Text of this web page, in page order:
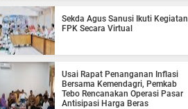
Sekda Agus Sanusi Ikuti Kegiatan
FPK Secara Virtual
Usai Rapat Penanganan Inflasi
Bersama Kemendagri, Pemkab
Tebo Rencanakan Operasi Pasar
Antisipasi Harga Beras